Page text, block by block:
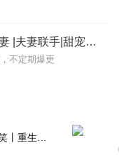
【免费】厉少的重生小甜妻 |夫妻联手|甜宠复仇 | 多人剧| 真人AI联合演绎
不定期爆更